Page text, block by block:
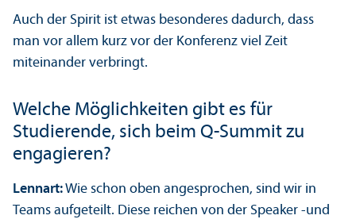
Auch der Spirit ist etwas besonderes dadurch, dass
man vor allem kurz vor der Konferenz viel Zeit
miteinander verbringt.
Welche Möglichkeiten gibt es für
Studierende, sich beim Q-Summit zu
engagieren?
Lennart:Wie schon oben angesprochen, sind wir in
Teams aufgeteilt. Diese reichen von der Speaker -und